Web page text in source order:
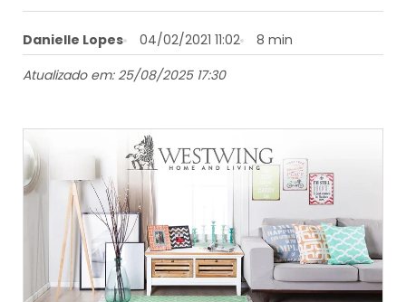
Danielle Lopes 04/02/2021 11:02
8 min
Atualizado em: 25/08/2025 17:30